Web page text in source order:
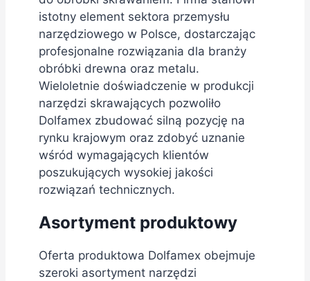
istotny element sektora przemysłu
narzędziowego w Polsce, dostarczając
profesjonalne rozwiązania dla branży
obróbki drewna oraz metalu.
Wieloletnie doświadczenie w produkcji
narzędzi skrawających pozwoliło
Dolfamex zbudować silną pozycję na
rynku krajowym oraz zdobyć uznanie
wśród wymagających klientów
poszukujących wysokiej jakości
rozwiązań technicznych.
Asortyment produktowy
Oferta produktowa Dolfamex obejmuje
szeroki asortyment narzędzi